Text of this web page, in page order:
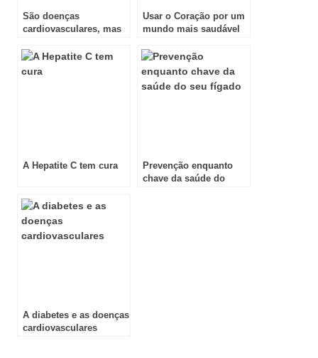
São doenças
cardiovasculares, mas
Usar o Coração por um
mundo mais saudável
A Hepatite C tem cura
Prevenção enquanto
chave da saúde do
A diabetes e as doenças
cardiovasculares